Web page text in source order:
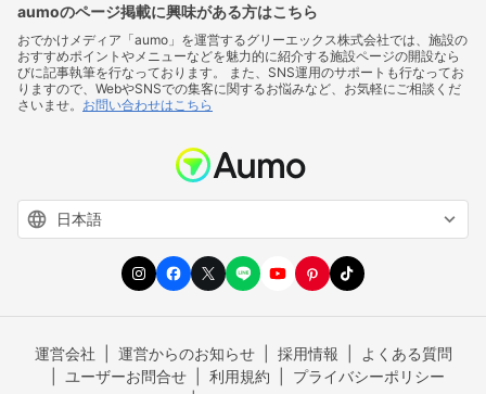
aumoのページ掲載に興味がある方はこちら
おでかけメディア「aumo」を運営するグリーエックス株式会社では、施設の
おすすめポイントやメニューなどを魅力的に紹介する施設ページの開設なら
びに記事執筆を行なっております。 また、SNS運用のサポートも行なってお
りますので、WebやSNSでの集客に関するお悩みなど、お気軽にご相談くだ
さいませ。 お問い合わせはこちら
運営会社 運営からのお知らせ 採用情報
よくある質問
ユーザーお問合せ
利用規約
プライバシーポリシー